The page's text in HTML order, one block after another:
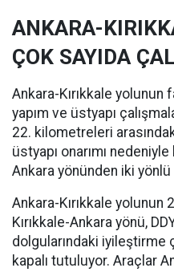
ANKARA-
ÇOK SAYIDA
Ankara-Kırıkkale yolunun
yapım ve üstyapı
22. kilometreleri
üstyapı onarımı
Ankara yönünden iki yönlü
Ankara-Kırıkkale
Kırıkkale-Ankara yönü,
dolgularındaki iyileştirme
kapalı tutuluyor. Araçlar